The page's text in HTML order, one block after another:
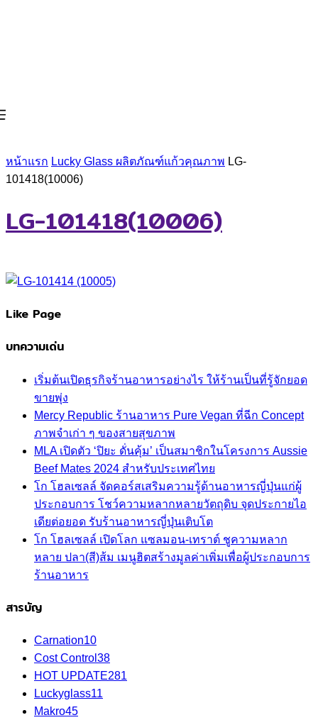
หน้าแรก Lucky Glass ผลิตภัณฑ์แก้วคุณภาพ LG-
101418(10006)
LG-101418(10006)
Like Page
บทความเด่น
เริ่มต้นเปิดธุรกิจร้านอาหารอย่างไร ให้ร้านเป็นที่รู้จักยอด
ขายพุ่ง
Mercy Republic ร้านอาหาร Pure Vegan ที่ฉีก Concept
ภาพจำเก่า ๆ ของสายสุขภาพ
MLA เปิดตัว ‘ปิยะ ดั่นคุ้ม’ เป็นสมาชิกในโครงการ Aussie
Beef Mates 2024 สำหรับประเทศไทย
โก โฮลเซลล์ จัดคอร์สเสริมความรู้ด้านอาหารญี่ปุ่นแก่ผู้
ประกอบการ โชว์ความหลากหลายวัตถุดิบ จุดประกายไอ
เดียต่อยอด รับร้านอาหารญี่ปุ่นเติบโต
โก โฮลเซลล์ เปิดโลก แซลมอน-เทราต์ ชูความหลาก
หลาย ปลา(สี)ส้ม เมนูฮิตสร้างมูลค่าเพิ่มเพื่อผู้ประกอบการ
ร้านอาหาร
สารบัญ
Carnation10
Cost Control 38
HOT UPDATE281
Luckyglass11
Makro45